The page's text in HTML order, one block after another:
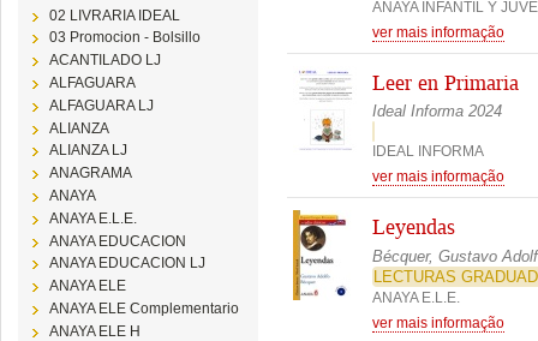
02 LIVRARIA IDEAL
03 Promocion - Bolsillo
ACANTILADO LJ
ALFAGUARA
ALFAGUARA LJ
ALIANZA
ALIANZA LJ
ANAGRAMA
ANAYA
ANAYA E.L.E.
ANAYA EDUCACION
ANAYA EDUCACION LJ
ANAYA ELE
ANAYA ELE Complementario
ANAYA ELE H
ANAYA INFANTIL Y
ver mais informação
Leer en Primaria
Ideal Informa 2024
IDEAL INFORMA
ver mais informação
Leyendas
Bécquer, Gustavo
LECTURAS
ANAYA E.L.E.
ver mais informação